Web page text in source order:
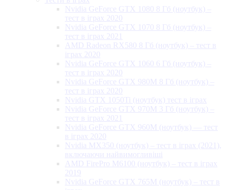
Nvidia GeForce GTX 1080 8 Гб (ноутбук) –
тест в іграх 2020
Nvidia GeForce GTX 1070 8 Гб (ноутбук) –
тест в іграх 2021
AMD Radeon RX580 8 Гб (ноутбук) – тест в
іграх 2020
Nvidia GeForce GTX 1060 6 Гб (ноутбук) –
тест в іграх 2020
Nvidia GeForce GTX 980M 8 Гб (ноутбук) –
тест в іграх 2020
Nvidia GTX 1050Ti (ноутбук) тест в іграх
Nvidia GeForce GTX 970M 3 Гб (ноутбук) –
тест в іграх 2021
Nvidia GeForce GTX 960M (ноутбук) — тест
в іграх 2020
Nvidia MX350 (ноутбук) – тест в іграх (2021),
включаючи найвимогливіші
AMD FirePro M6100 (ноутбук) – тест в іграх
2019
Nvidia GeForce GTX 765M (ноутбук) – тест в